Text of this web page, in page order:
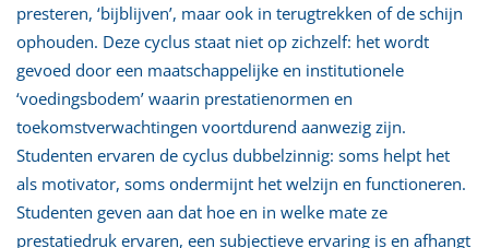
presteren, ‘bijblijven’, maar ook in terugtrekken of de schijn
ophouden. Deze cyclus staat niet op zichzelf: het wordt
gevoed door een maatschappelijke en institutionele
‘voedingsbodem’ waarin prestatienormen en
toekomstverwachtingen voortdurend aanwezig zijn.
Studenten ervaren de cyclus dubbelzinnig: soms helpt het
als motivator, soms ondermijnt het welzijn en functioneren.
Studenten geven aan dat hoe en in welke mate ze
prestatiedruk ervaren, een subjectieve ervaring is en afhangt